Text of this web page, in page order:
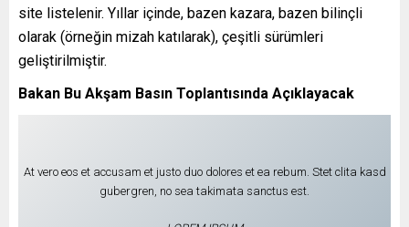
site listelenir. Yıllar içinde, bazen kazara, bazen bilinçli
olarak (örneğin mizah katılarak), çeşitli sürümleri
geliştirilmiştir.
Bakan Bu Akşam Basın Toplantısında Açıklayacak
At vero eos et accusam et justo duo dolores et ea rebum. Stet clita kasd
gubergren, no sea takimata sanctus est.